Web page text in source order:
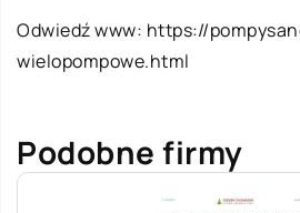
Odwiedź www: https://
wielopompowe.html
Podobne firmy